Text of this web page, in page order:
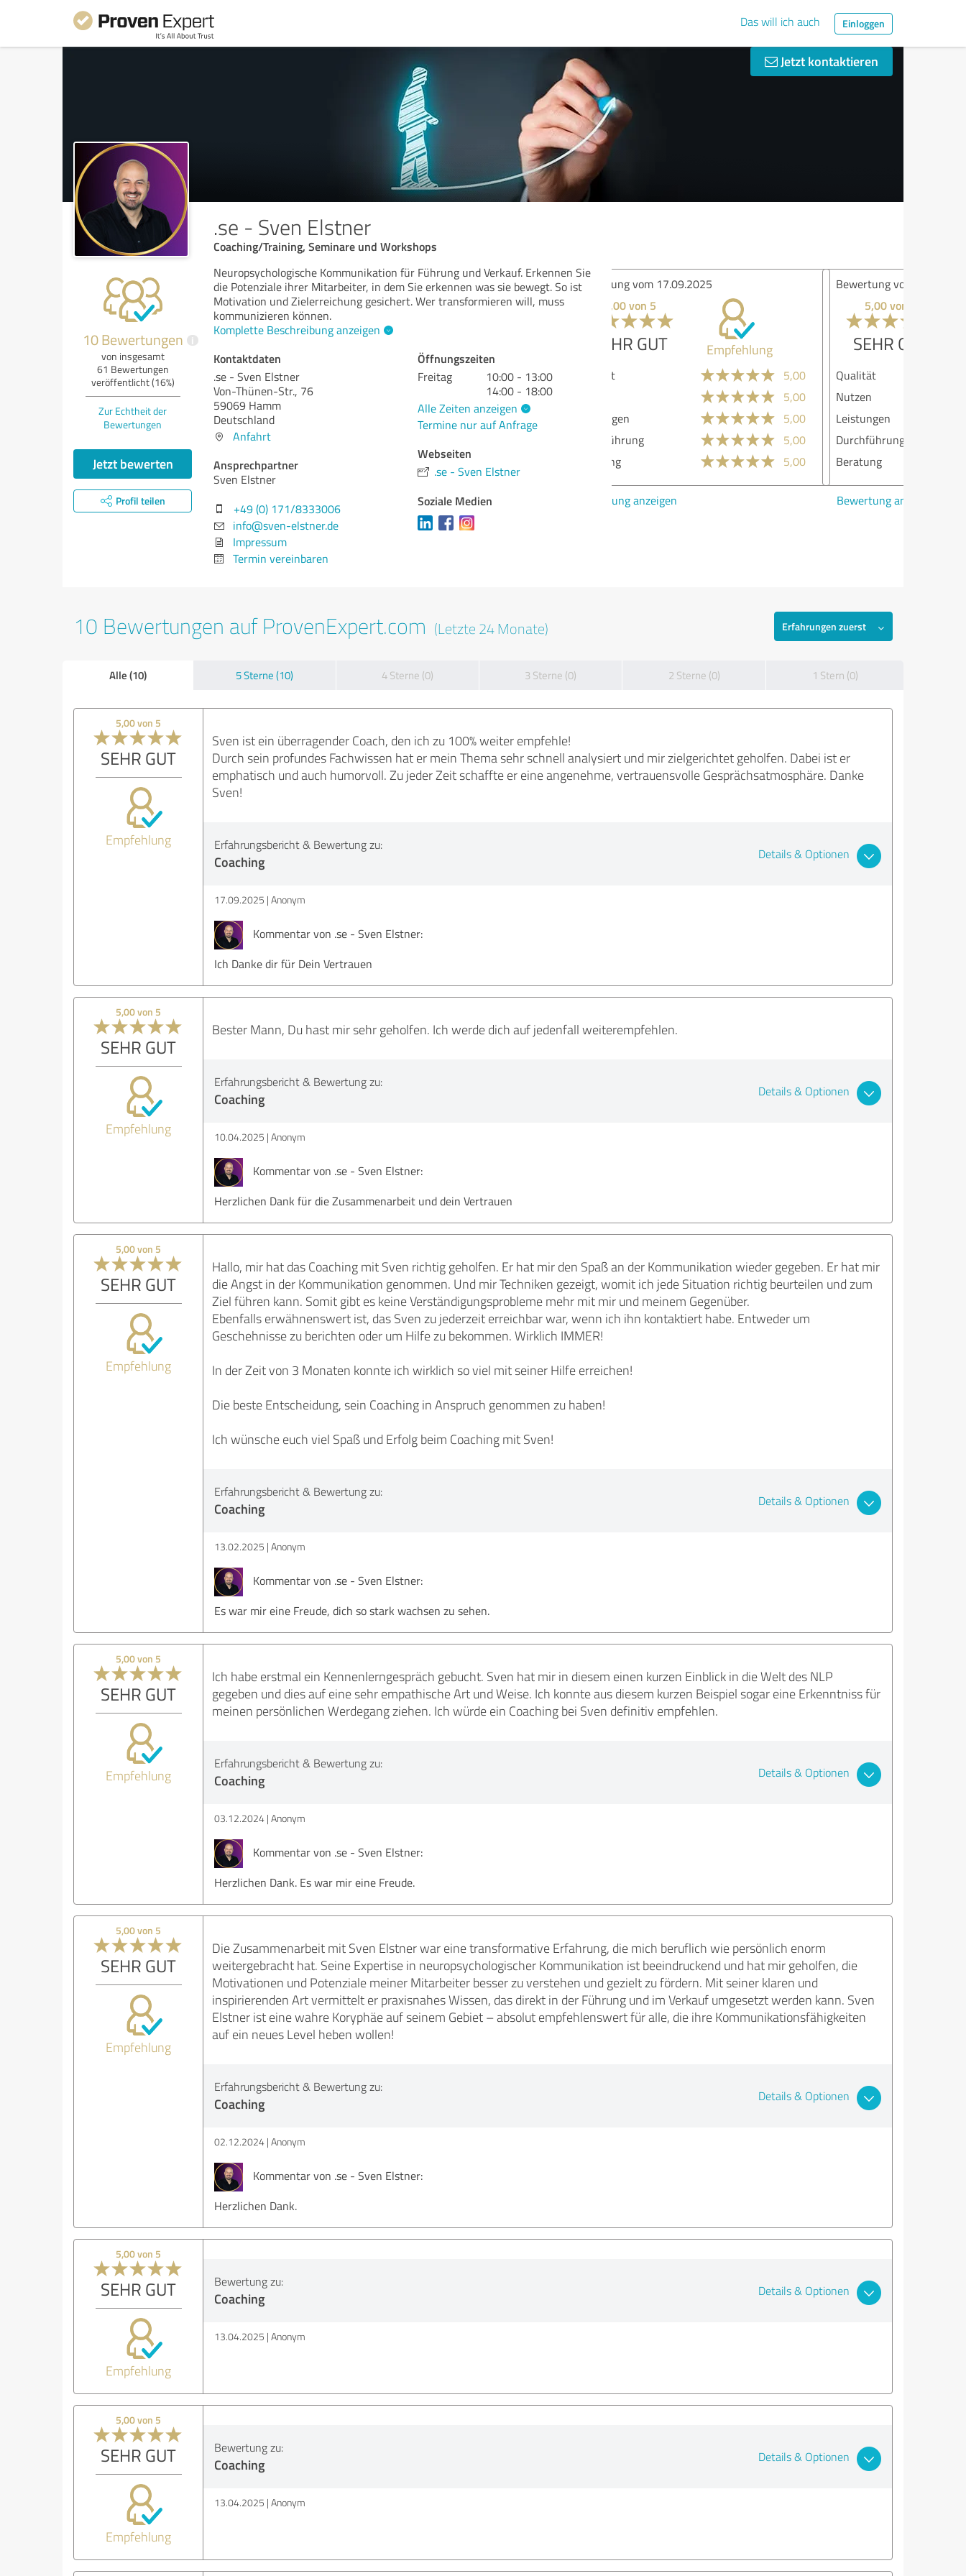
Das will ich auch Einloggen
Jetzt kontaktieren
.se - Sven Elstner
Coaching/Training, Seminare und Workshops
10 Bewertungen i
von insgesamt
61 Bewertungen
veröffentlicht (16%)
Zur Echtheit der
Bewertungen
Jetzt bewerten
Profil teilen
Neuropsychologische Kommunikation für Führung und Verkauf. Erkennen Sie
die Potenziale ihrer Mitarbeiter, in dem Sie erkennen was sie bewegt. So ist
Motivation und Zielerreichung gesichert. Wer transformieren will, muss
kommunizieren können.
Komplette Beschreibung anzeigen
Kontaktdaten
.se - Sven Elstner
Von-Thünen-Str., 76
59069 Hamm
Deutschland
Anfahrt
Ansprechpartner
Sven Elstner
+49 (0) 171/8333006
info@sven-elstner.de
Impressum
Termin vereinbaren
Öffnungszeiten
Freitag
10:00 - 13:00
14:00 - 18:00
Alle Zeiten anzeigen
Termine nur auf Anfrage
Webseiten
.se - Sven Elstner
Soziale Medien
Bewertung vom 10.04.2025
5,00 von 5
SEHR GUT Empfehlung
5,00
5,00
Leistungen
5,00
Durchführung
5,00
5,00
Bewertung anzeigen
10 Bewertungen auf ProvenExpert.com (Letzte 24 Monate) Erfahrungen zuerst
Alle (10) 5 Sterne (10) 4 Sterne (0) 3 Sterne (0) 2 Sterne (0) 1 Stern (0)
5,00 von 5
SEHR GUT
Empfehlung
Sven ist ein überragender Coach, den ich zu 100% weiter empfehle!
Durch sein profundes Fachwissen hat er mein Thema sehr schnell analysiert und mir zielgerichtet geholfen. Dabei ist er
emphatisch und auch humorvoll. Zu jeder Zeit schaffte er eine angenehme, vertrauensvolle Gesprächsatmosphäre. Danke
Sven!
Erfahrungsbericht & Bewertung zu:
Coaching Details & Optionen
17.09.2025 Anonym
Kommentar von .se - Sven Elstner:
Ich Danke dir für Dein Vertrauen
5,00 von 5
SEHR GUT
Empfehlung
Bester Mann, Du hast mir sehr geholfen. Ich werde dich auf jedenfall weiterempfehlen.
Erfahrungsbericht & Bewertung zu:
Coaching Details & Optionen
10.04.2025 Anonym
Kommentar von .se - Sven Elstner:
Herzlichen Dank für die Zusammenarbeit und dein Vertrauen
5,00 von 5
SEHR GUT
Empfehlung
Hallo, mir hat das Coaching mit Sven richtig geholfen. Er hat mir den Spaß an der Kommunikation wieder gegeben. Er hat mir
die Angst in der Kommunikation genommen. Und mir Techniken gezeigt, womit ich jede Situation richtig beurteilen und zum
Ziel führen kann. Somit gibt es keine Verständigungsprobleme mehr mit mir und meinem Gegenüber.
Ebenfalls erwähnenswert ist, das Sven zu jederzeit erreichbar war, wenn ich ihn kontaktiert habe. Entweder um
Geschehnisse zu berichten oder um Hilfe zu bekommen. Wirklich IMMER!
In der Zeit von 3 Monaten konnte ich wirklich so viel mit seiner Hilfe erreichen!
Die beste Entscheidung, sein Coaching in Anspruch genommen zu haben!
Ich wünsche euch viel Spaß und Erfolg beim Coaching mit Sven!
Erfahrungsbericht & Bewertung zu:
Coaching Details & Optionen
13.02.2025 Anonym
Kommentar von .se - Sven Elstner:
Es war mir eine Freude, dich so stark wachsen zu sehen.
5,00 von 5
SEHR GUT
Empfehlung
Ich habe erstmal ein Kennenlerngespräch gebucht. Sven hat mir in diesem einen kurzen Einblick in die Welt des NLP
gegeben und dies auf eine sehr empathische Art und Weise. Ich konnte aus diesem kurzen Beispiel sogar eine Erkenntniss für
meinen persönlichen Werdegang ziehen. Ich würde ein Coaching bei Sven definitiv empfehlen.
Erfahrungsbericht & Bewertung zu:
Coaching Details & Optionen
03.12.2024 Anonym
Kommentar von .se - Sven Elstner:
Herzlichen Dank. Es war mir eine Freude.
5,00 von 5
SEHR GUT
Empfehlung
Die Zusammenarbeit mit Sven Elstner war eine transformative Erfahrung, die mich beruflich wie persönlich enorm
weitergebracht hat. Seine Expertise in neuropsychologischer Kommunikation ist beeindruckend und hat mir geholfen, die
Motivationen und Potenziale meiner Mitarbeiter besser zu verstehen und gezielt zu fördern. Mit seiner klaren und
inspirierenden Art vermittelt er praxisnahes Wissen, das direkt in der Führung und im Verkauf umgesetzt werden kann. Sven
Elstner ist eine wahre Koryphäe auf seinem Gebiet – absolut empfehlenswert für alle, die ihre Kommunikationsfähigkeiten
auf ein neues Level heben wollen!
Erfahrungsbericht & Bewertung zu:
Coaching Details & Optionen
02.12.2024 Anonym
Kommentar von .se - Sven Elstner:
Herzlichen Dank.
5,00 von 5
SEHR GUT
Empfehlung
Bewertung zu:
Coaching Details & Optionen
13.04.2025 Anonym
5,00 von 5
SEHR GUT
Empfehlung
Bewertung zu:
Coaching Details & Optionen
13.04.2025 Anonym